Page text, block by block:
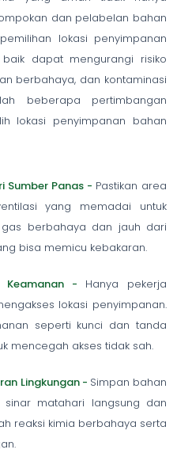
dan pelabelan bahan
lokasi penyimpanan
dapat mengurangi risiko
berbahaya, dan kontaminasi
beberapa pertimbangan
lokasi penyimpanan bahan
Sumber Panas - Pastikan area
yang memadai untuk
berbahaya dan jauh dari
bisa memicu kebakaran.
Keamanan - Hanya pekerja
lokasi penyimpanan.
seperti kunci dan tanda
mencegah akses tidak sah.
Lingkungan - Simpan bahan
matahari langsung dan
reaksi kimia berbahaya serta